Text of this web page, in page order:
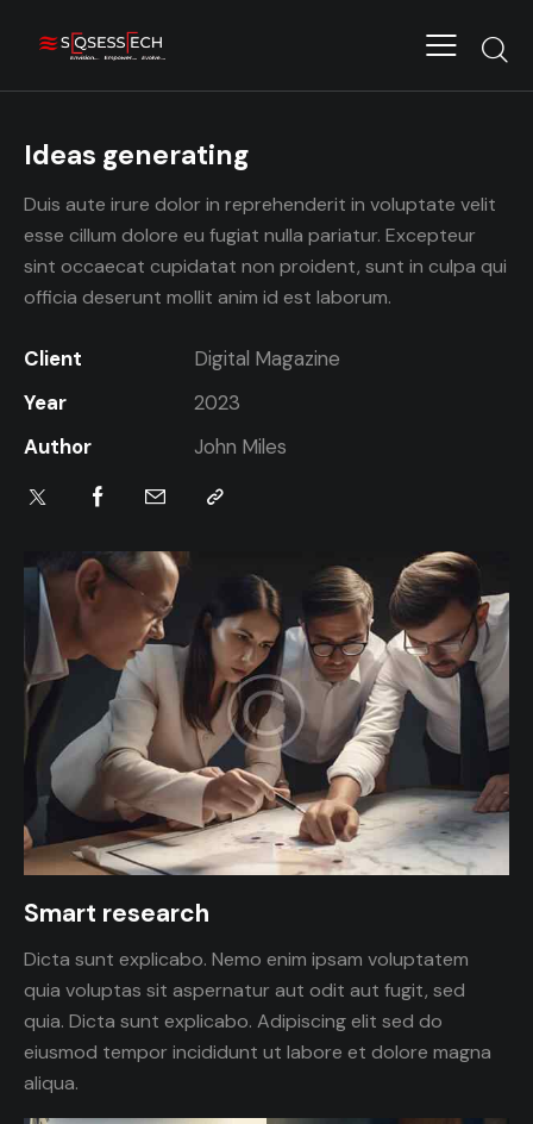
Ideas generating
Duis aute irure dolor in reprehenderit in voluptate velit
esse cillum dolore eu fugiat nulla pariatur. Excepteur
sint occaecat cupidatat non proident, sunt in culpa qui
officia deserunt mollit anim id est laborum.
Client
Digital Magazine
Year
2023
Author
John Miles
Smart research
Dicta sunt explicabo. Nemo enim ipsam voluptatem
quia voluptas sit aspernatur aut odit aut fugit, sed
quia. Dicta sunt explicabo. Adipiscing elit sed do
eiusmod tempor incididunt ut labore et dolore magna
aliqua.